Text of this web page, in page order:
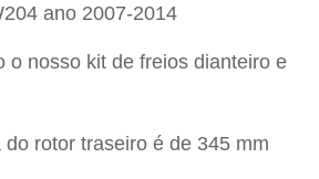
ano 2007-2014
o nosso kit de freios dianteiro e
rotor traseiro é de 345 mm